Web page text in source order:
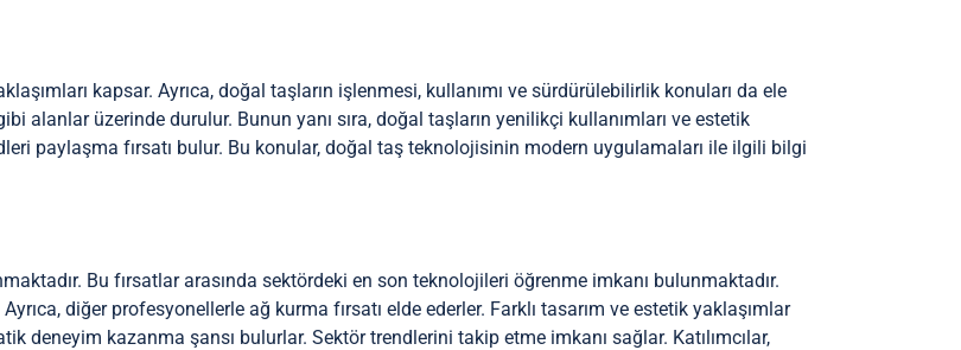
kapsar. Ayrıca, doğal taşların işlenmesi, kullanımı ve sürdürülebilirlik konuları da ele
alanlar üzerinde durulur. Bunun yanı sıra, doğal taşların yenilikçi kullanımları ve estetik
paylaşma fırsatı bulur. Bu konular, doğal taş teknolojisinin modern uygulamaları ile ilgili bilgi
Bu fırsatlar arasında sektördeki en son teknolojileri öğrenme imkanı bulunmaktadır.
diğer profesyonellerle ağ kurma fırsatı elde ederler. Farklı tasarım ve estetik yaklaşımlar
deneyim kazanma şansı bulurlar. Sektör trendlerini takip etme imkanı sağlar. Katılımcılar,